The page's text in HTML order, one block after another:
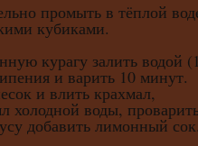
промыть в тёплой
кубиками.
курагу залить водой
и варить 10 минут.
и влить крахмал,
холодной воды,
добавить лимонный